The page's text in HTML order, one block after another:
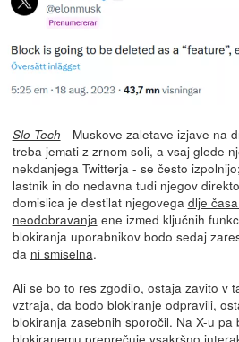
Slo-Tech - Muskove zaletave izjave na
treba jemati z zrnom soli, a vsaj glede
nekdanjega Twitterja - se često
lastnik in do nedavna tudi njegov
domislica je destilat njegovega dlje
neodobravanjaene izmed ključnih
blokiranja uporabnikov bodo sedaj
da ni smiselna.
Ali se bo to res zgodilo, ostaja zavito v
vztraja, da bodo blokiranje odpravili,
blokiranja zasebnih sporočil. Na X-u pa